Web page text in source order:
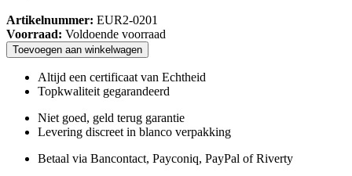
Artikelnummer: EUR2-0201
Voorraad: Voldoende voorraad
Toevoegen aan winkelwagen
Altijd een certificaat van Echtheid
Topkwaliteit gegarandeerd
Niet goed, geld terug garantie
Levering discreet in blanco verpakking
Betaal via Bancontact, Payconiq, PayPal of Riverty